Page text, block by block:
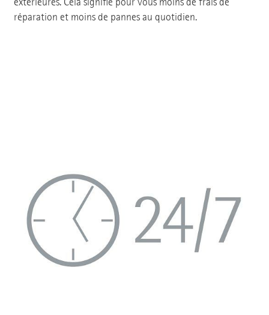
réparation et moins de pannes au quotidien.